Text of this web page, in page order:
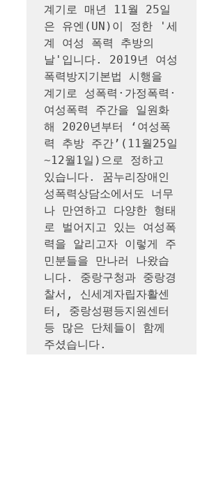
계기로 매년 11월 25일
은 유엔(UN)이 정한 '세
계 여성 폭력 추방의
날'입니다.​ 2019년 여성
폭력방지기본법 시행을
계기로 성폭력·가정폭력·
여성폭력 주간을 일원화
해 2020년부터 ‘여성폭
력 추방 주간’(11월25일
~12월1일)으로 정하고
있습니다. 꿈누리장애인
성폭력상담소에서도 너무
나 만연하고 다양한 형태
로 벌어지고 있는 여성폭
력을 알리고자 이렇게 주
민분들을 만나러 나왔습
니다. 중랑구청과 중랑경
찰서, 신세계자립자활센
터, 중랑성평등지원센터
등 많은 단체들이 함께
주셨습니다.